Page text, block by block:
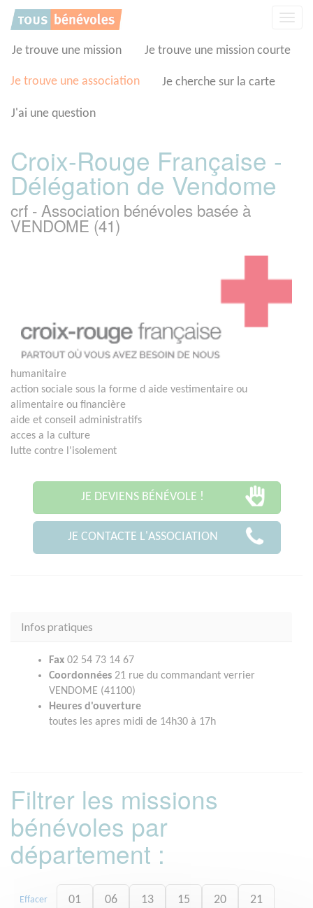
Je trouve une mission Je trouve une mission courte
Je trouve une association Je cherche sur la carte
J'ai une question
Croix-Rouge Française -
Délégation de Vendome
crf - Association bénévoles basée à
VENDOME (41)
humanitaire
action sociale sous la forme d aide vestimentaire ou
alimentaire ou financière
aide et conseil administratifs
acces a la culture
lutte contre l'isolement
JE DEVIENS BÉNÉVOLE !
JE CONTACTE L'ASSOCIATION
Infos pratiques
Fax 02 54 73 14 67
Coordonnées 21 rue du commandant verrier
VENDOME (41100)
Heures d'ouverture
toutes les apres midi de 14h30 à 17h
Filtrer les missions
bénévoles par
département :
Effacer 01 06 13 15 20 21
Panneau de gestion des cookies